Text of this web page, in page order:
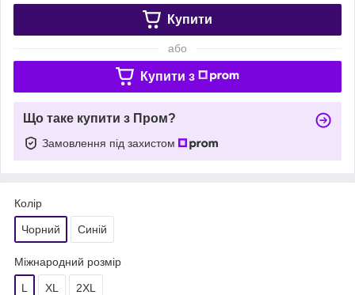
Купити
або
Купити з
Що таке купити з Пром?
Замовлення під захистом
Колір
Чорний Синій
Міжнародний розмір
L XL 2XL